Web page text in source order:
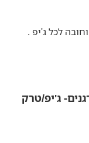
לכל ג'יפ .
ג'יפ/טרק